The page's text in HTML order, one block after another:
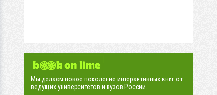
Мы делаем новое поколение интерактивных книг от
ведущих университетов и вузов России.